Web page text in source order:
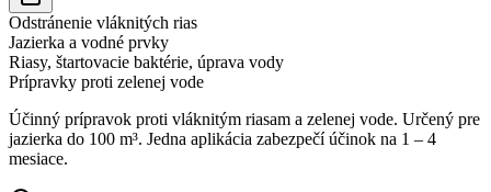
Odstránenie vláknitých rias
Jazierka a vodné prvky
Riasy, štartovacie baktérie, úprava vody
Prípravky proti zelenej vode
Účinný prípravok proti vláknitým riasam a zelenej vode. Určený pre
jazierka do 100 m³. Jedna aplikácia zabezpečí účinok na 1 – 4
mesiace.